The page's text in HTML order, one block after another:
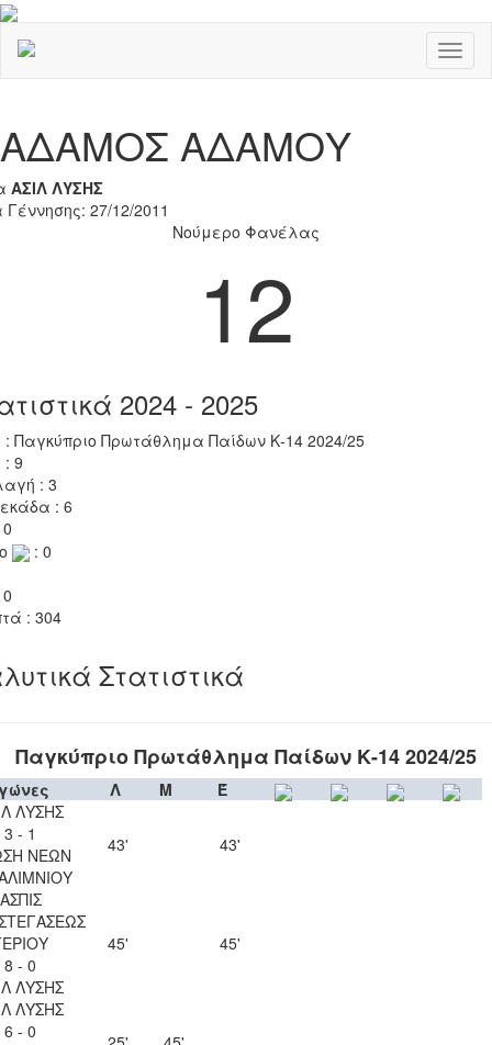
ΑΔΑΜΟΣ ΑΔΑΜΟΥ
ΑΣΙΛ ΛΥΣΗΣ
27/12/2011
Νούμερο Φανέλας
12
2024 - 2025
: Παγκύπριο Πρωτάθλημα Παίδων Κ-14 2024/25
: 9
: 3
: 6
: 0
: 304
Στατιστικά
Παγκύπριο Πρωτάθλημα Παίδων Κ-14 2024/25
Λ Μ
Έ
ΛΥΣΗΣ
3 - 1
ΝΕΩΝ
43' 43'
ΑΣΠΙΣ
8 - 0
ΛΥΣΗΣ
45' 45'
ΛΥΣΗΣ
6 - 0